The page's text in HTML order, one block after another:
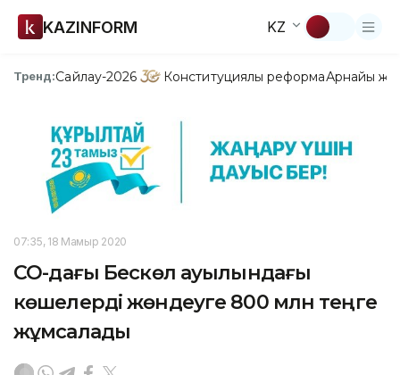
KAZINFORM KZ
Тренд:Сайлау-2026 Конституциялық реформаАрнайы
07:35, 18 Мамыр 2020
СҚО-дағы Бескөл ауылындағы
көшелерді жөндеуге 800 млн теңге
жұмсалады